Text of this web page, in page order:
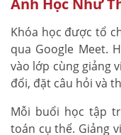
Ánh Học Như
Khóa học được tổ
qua Google Meet.
vào lớp cùng giảng
đổi, đặt câu hỏi và
Mỗi buổi học tập
toán cụ thể. Giảng